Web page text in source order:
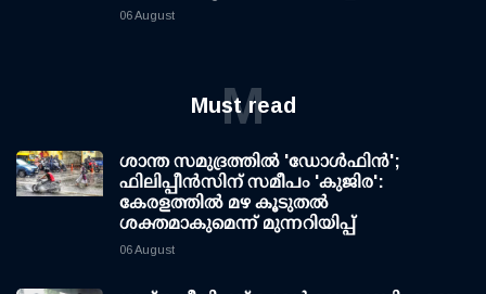
06 August
Must read
M
ശാന്ത സമുദ്രത്തില്‍ 'ഡോള്‍ഫിന്‍';
ഫിലിപ്പീന്‍സിന് സമീപം 'കുജിര':
കേരളത്തില്‍ മഴ കൂടുതല്‍
ശക്തമാകുമെന്ന് മുന്നറിയിപ്പ്
06 August